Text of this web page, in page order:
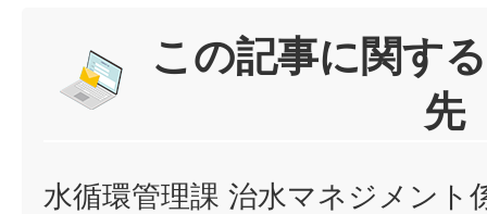
この記事に関す
先
水循環管理課 治水マネジメント